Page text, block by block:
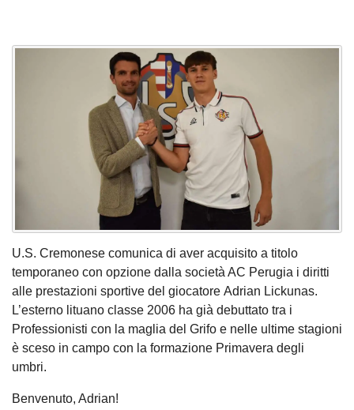
U.S. Cremonese comunica di aver acquisito a titolo
temporaneo con opzione dalla società AC Perugia i diritti
alle prestazioni sportive del giocatore Adrian Lickunas.
L’esterno lituano classe 2006 ha già debuttato tra i
Professionisti con la maglia del Grifo e nelle ultime stagioni
è sceso in campo con la formazione Primavera degli
umbri.
Benvenuto, Adrian!